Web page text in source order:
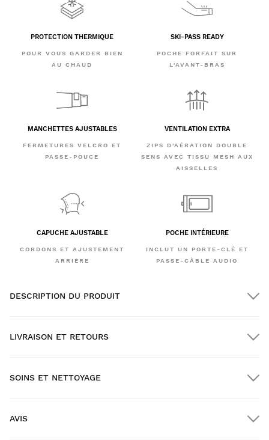
PROTECTION THERMIQUE
POUR VOUS GARDER BIEN
AU CHAUD
SKI-PASS READY
POCHE FORFAIT SUR
L'AVANT-BRAS
MANCHETTES AJUSTABLES
FERMETURES VELCRO ET
PASSE-POUCE
VENTILATION EXTRA
ZIPS D'AÉRATION DOUBLE
SENS AVEC TISSU MESH AUX
AISSELLES
CAPUCHE AJUSTABLE
CORDONS ET AJUSTEMENT
ARRIÈRE
POCHE INTÉRIEURE
INCLUT UN PORTE-CLÉ ET
PASSE-CÂBLE AUDIO
DESCRIPTION DU PRODUIT
LIVRAISON ET RETOURS
SOINS ET NETTOYAGE
AVIS